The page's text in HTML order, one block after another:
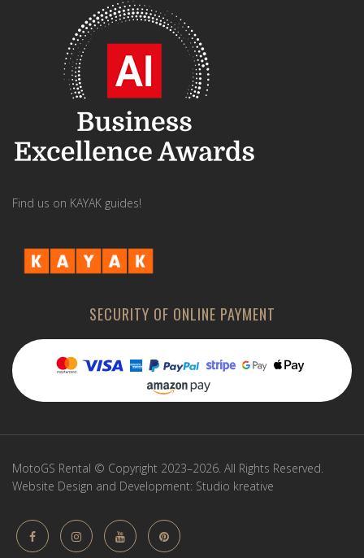
Find us on KAYAK guides!
SECURITY OF ONLINE PAYMENT
MotoGS Rental © Copyright 2023–2026. All Rights Reserved.
Website Design and Development: Studio kreative